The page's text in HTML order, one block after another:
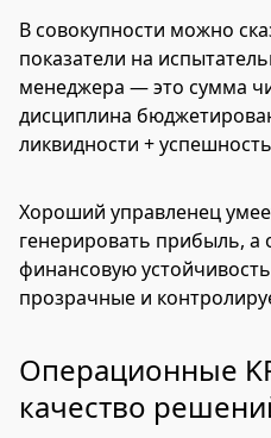
В совокупности можно
показатели на
менеджера — это сумма
дисциплина
ликвидности +
Хороший управленец
генерировать прибыль, а
финансовую
прозрачные и
Операционные
качество